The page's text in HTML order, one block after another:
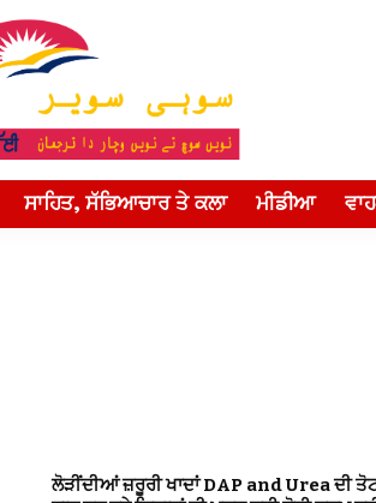
ਸਾਹਿਤ, ਸੱਭਿਆਚਾਰ ਤੇ ਕਲਾ ਮੀਡੀਆ
ਲੋੜੀਂਦੀਆਂ ਜ਼ਰੂਰੀ ਖਾਦਾਂ DAP and Urea ਦੀ